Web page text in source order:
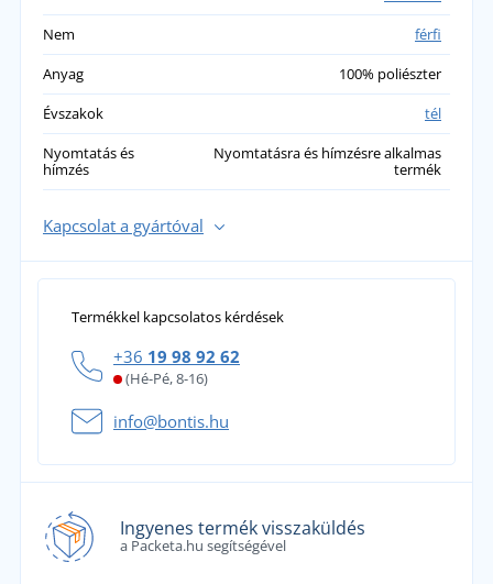
Nem
férfi
Anyag
100% poliészter
Évszakok
tél
Nyomtatás és
hímzés
Nyomtatásra és hímzésre alkalmas
termék
Kapcsolat a gyártóval
Termékkel kapcsolatos kérdések
+36 19 98 92 62
(Hé-Pé, 8-16)
info@bontis.hu
Ingyenes termék visszaküldés
a Packeta.hu segítségével